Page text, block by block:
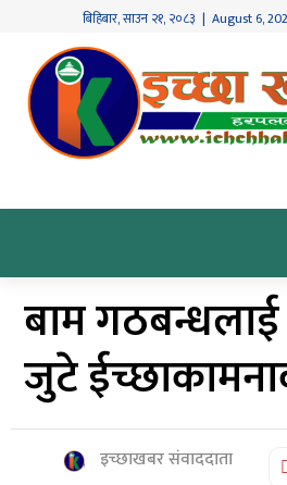
बिहिबार,साउन २१, २०८३ | August 6,
गृहपृष्ठ
देश
/
विश्व
खबर
अर्थ
खेलकुद
बाम
जुटे
इच्छाखबर संवाददाता